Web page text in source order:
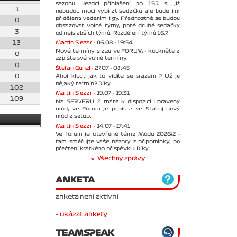
1
0
3
13
0
0
0
102
109
sezonu. Jezdci přihlášení po 15.7. si již
nebudou moci vybírat sedačku ale bude jim
přidělena vedením ligy. Přednostně se budou
obsazovat volné týmy, poté druhé sedačky
od nejslabších týmů. Rozdělení týmů 16.7.
Martin Slezar - 06.08 - 19:54
Nové termíny srazu ve FORUM - koukněte a
zapište své volné termíny.
Štefan Günzl - 27.07 - 08:45
Ahoj kluci, jak to vidíte se srazem ? Už je
nějaký termín? Díky
Martin Slezar - 19.07 - 19:31
Na SERVERU 2 máte k dispozici upravený
mód, ve Forum je popis a ve Stahuj nový
mód a setup.
Martin Slezar - 14.07 - 17:41
Ve forum je otevřené téma Módu 2026/2 -
tam směřujte vaše názory a připomínky, po
přečtení krátkého příspěvku. Díky
Všechny zprávy
ANKETA
anketa není aktivní
• ukázat ankety
TEAMSPEAK